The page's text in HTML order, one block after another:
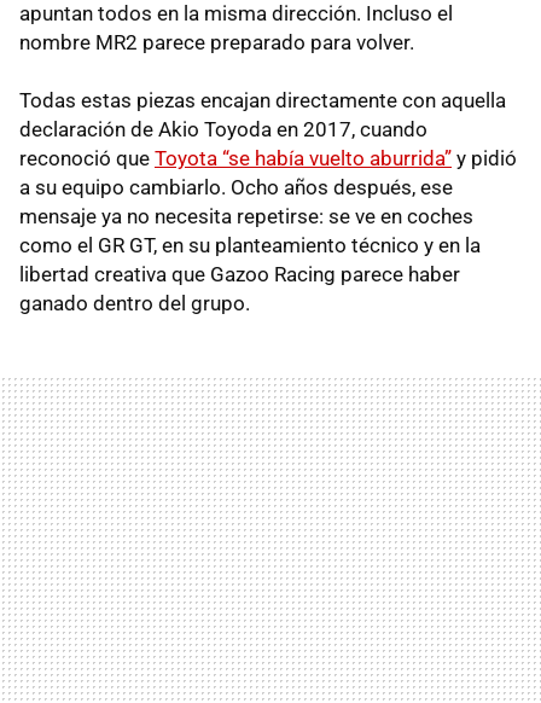
apuntan todos en la misma dirección. Incluso el
nombre MR2 parece preparado para volver.
Todas estas piezas encajan directamente con aquella
declaración de Akio Toyoda en 2017, cuando
reconoció que Toyota “se había vuelto aburrida” y pidió
a su equipo cambiarlo. Ocho años después, ese
mensaje ya no necesita repetirse: se ve en coches
como el GR GT, en su planteamiento técnico y en la
libertad creativa que Gazoo Racing parece haber
ganado dentro del grupo.